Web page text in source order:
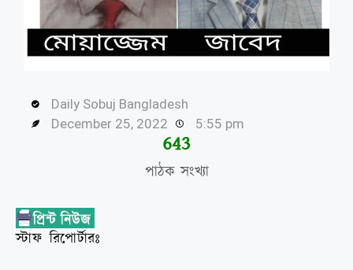
Daily Sobuj Bangladesh
December 25, 2022
5:55 pm
পাঠক সংখ্যা
646
স্টাফ রিপোর্টারঃ